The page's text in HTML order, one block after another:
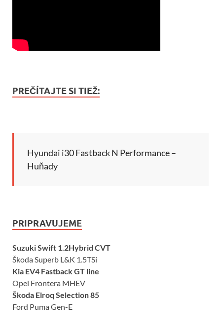
PREČÍTAJTE SI TIEŽ:
Hyundai i30 Fastback N Performance –
Huňady
PRIPRAVUJEME
Suzuki Swift 1.2Hybrid CVT
Škoda Superb L&K 1.5TSi
Kia EV4 Fastback GT line
Opel Frontera MHEV
Škoda Elroq Selection 85
Ford Puma Gen-E